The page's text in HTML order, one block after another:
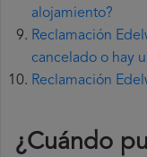
alojamiento?
Reclamación
cancelado o hay
Reclamación
¿Cuándo